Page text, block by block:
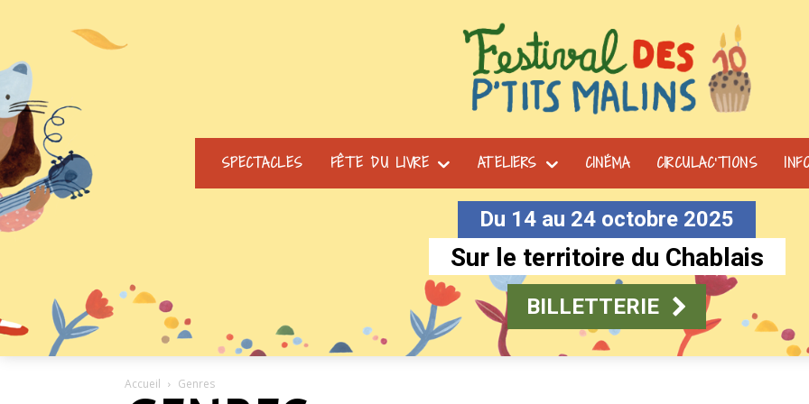
SPECTACLES FÊTE DU LIVRE ATELIERS CINÉMA CIRCULAC’TIONS
Du 14 au 24 octobre 2025
Sur le territoire du Chablais
BILLETTERIE
Accueil Genres